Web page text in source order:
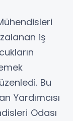
iş
Bu
Yardımcısı
Odası